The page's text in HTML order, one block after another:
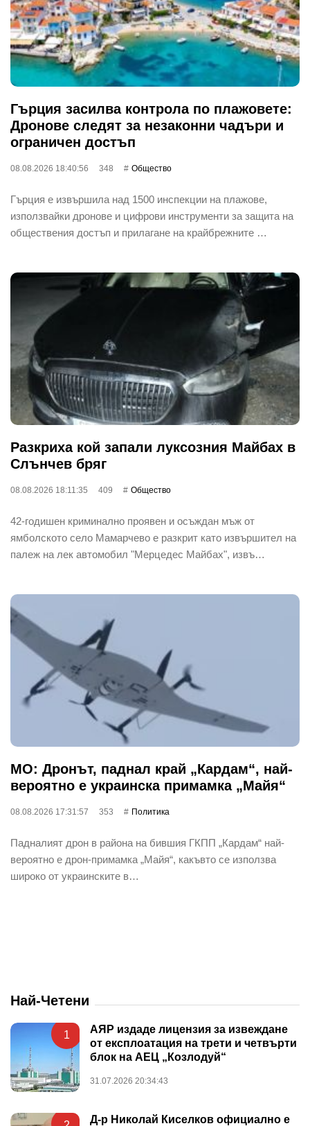
Гърция засилва контрола по плажовете:
Дронове следят за незаконни чадъри и
ограничен достъп
08.08.2026 18:40:56 348 Общество
Гърция е извършила над 1500 инспекции на плажове,
използвайки дронове и цифрови инструменти за защита на
обществения достъп и прилагане на крайбрежните …
Разкриха кой запали луксозния Майбах в
Слънчев бряг
08.08.2026 18:11:35 409 Общество
42-годишен криминално проявен и осъждан мъж от
ямболското село Мамарчево е разкрит като извършител на
палеж на лек автомобил "Мерцедес Майбах", извъ…
МО: Дронът, паднал край „Кардам“, най-
вероятно е украинска примамка „Майя“
08.08.2026 17:31:57 353 Политика
Падналият дрон в района на бившия ГКПП „Кардам“ най-
вероятно е дрон-примамка „Майя“, какъвто се използва
широко от украинските в…
Най-Четени
1
АЯР издаде лицензия за извеждане
от експлоатация на трети и четвърти
блок на АЕЦ „Козлодуй“
31.07.2026 20:34:43
Д-р Николай Киселков официално е